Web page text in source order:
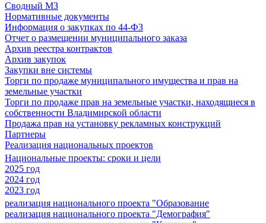
Сводный МЗ
Нормативные документы
Информация о закупках по 44-ФЗ
Отчет о размещении муниципального заказа
Архив реестра контрактов
Архив закупок
Закупки вне системы
Торги по продаже муниципального имущества и прав на
земельные участки
Торги по продаже прав на земельные участки, находящиеся в
собственности Владимирской области
Продажа прав на установку рекламных конструкций
Партнеры
Реализация национальных проектов
Национальные проекты: сроки и цели
2025 год
2024 год
2023 год
реализация национального проекта "Образование
реализация национального проекта "Демография"